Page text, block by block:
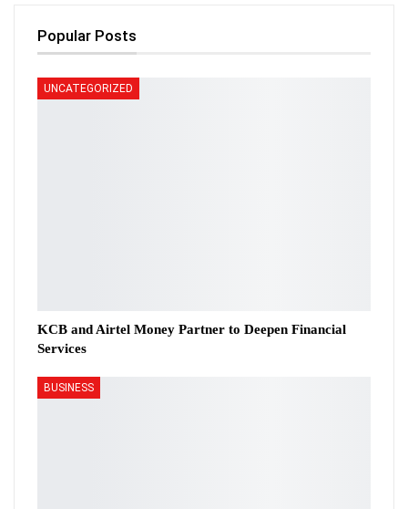
Popular Posts
UNCATEGORIZED
KCB and Airtel Money Partner to Deepen Financial
Services
BUSINESS